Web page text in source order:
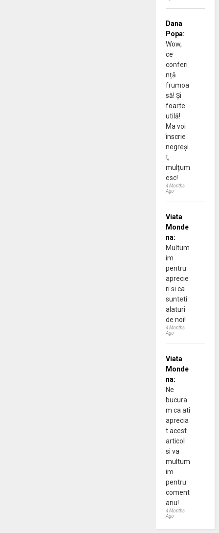
Dana
Popa:
Wow,
ce
conferi
nță
frumoa
să! Și
foarte
utilă!
Ma voi
înscrie
negreși
t,
mulțum
esc!
4 Months
Ago
Viata
Monde
na:
Multum
im
pentru
aprecie
ri si ca
sunteti
alaturi
de noi!
4 Months
Ago
Viata
Monde
na:
Ne
bucura
m ca ati
aprecia
t acest
articol
si va
multum
im
pentru
coment
ariu!
4 Months
Ago